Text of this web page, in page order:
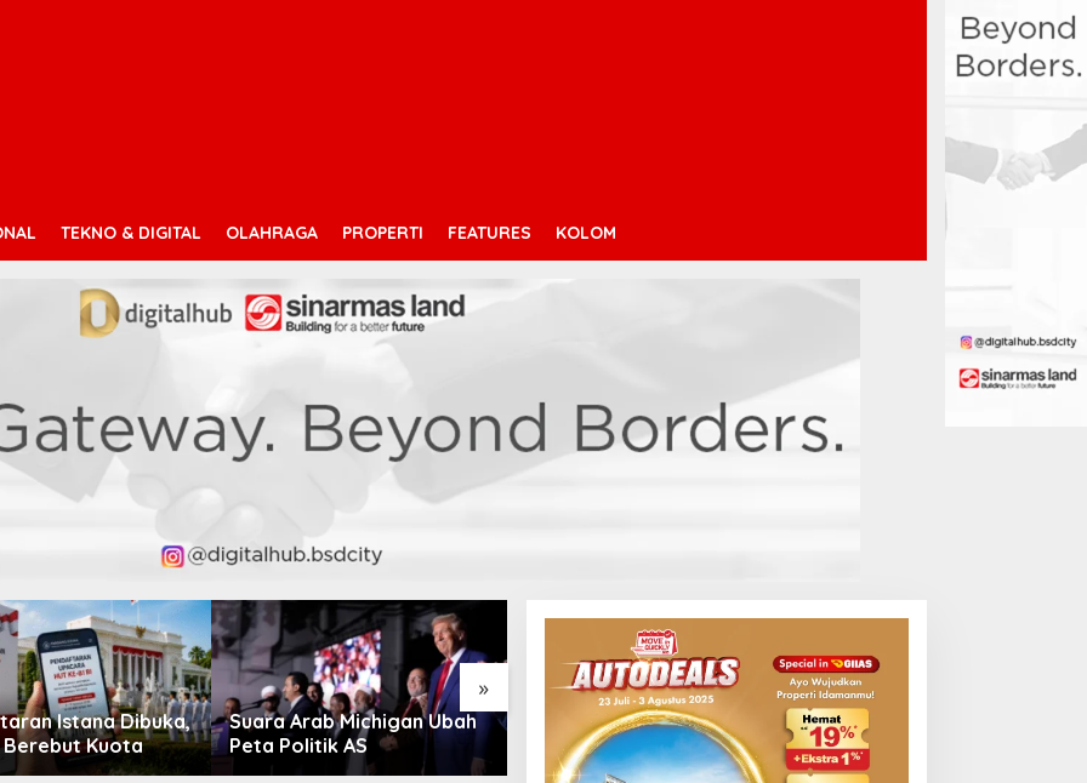
TEKNO & DIGITAL OLAHRAGA PROPERTI FEATURES KOLOM
»
Istana Dibuka,
Kuota
Suara Arab Michigan Ubah
Peta Politik AS
Debut Manis Jeremy
Monga Bersama
Manchester City